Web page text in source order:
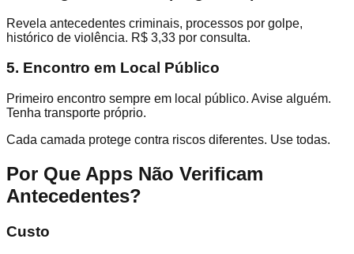
Revela antecedentes criminais, processos por golpe,
histórico de violência. R$ 3,33 por consulta.
5. Encontro em Local Público
Primeiro encontro sempre em local público. Avise alguém.
Tenha transporte próprio.
Cada camada protege contra riscos diferentes. Use todas.
Por Que Apps Não Verificam
Antecedentes?
Custo